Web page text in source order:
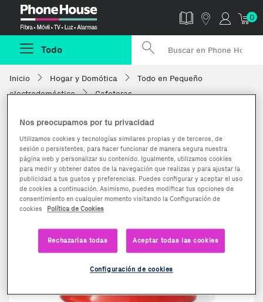
0
Todo
Inicio Hogar y Domótica
Todo en Pequeño
electrodoméstico
Cafeteras
Nos preocupamos por tu privacidad
Utilizamos cookies y tecnologías similares propias y de terceros, de
sesión o persistentes, para hacer funcionar de manera segura nuestra
página web y personalizar su contenido. Igualmente, utilizamos cookies
para medir y obtener datos de la navegación que realizas y para ajustar la
publicidad a tus gustos y preferencias. Puedes configurar y aceptar el uso
de cookies a continuación. Asimismo, puedes modificar tus opciones de
consentimiento en cualquier momento visitando la Configuración de
cookies
Política de Cookies
Rechazarlas todas Aceptar todas las cookies
Configuración de cookies